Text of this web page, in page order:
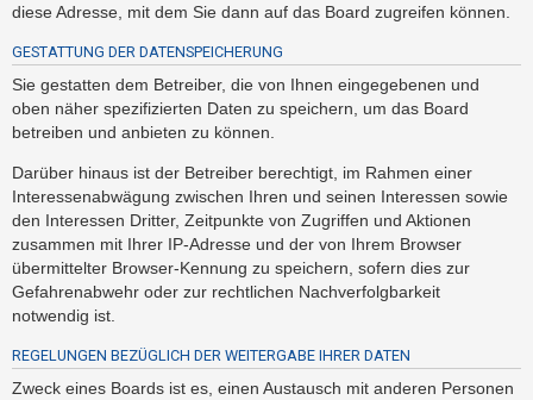
A
k
t
i
v
e
T
h
e
m
e
n
diese Adresse, mit dem Sie dann auf das Board zugreifen können.
GESTATTUNG DER DATENSPEICHERUNG
Sie gestatten dem Betreiber, die von Ihnen eingegebenen und
oben näher spezifizierten Daten zu speichern, um das Board
betreiben und anbieten zu können.
Darüber hinaus ist der Betreiber berechtigt, im Rahmen einer
Interessenabwägung zwischen Ihren und seinen Interessen sowie
den Interessen Dritter, Zeitpunkte von Zugriffen und Aktionen
zusammen mit Ihrer IP-Adresse und der von Ihrem Browser
übermittelter Browser-Kennung zu speichern, sofern dies zur
Gefahrenabwehr oder zur rechtlichen Nachverfolgbarkeit
notwendig ist.
REGELUNGEN BEZÜGLICH DER WEITERGABE IHRER DATEN
Zweck eines Boards ist es, einen Austausch mit anderen Personen